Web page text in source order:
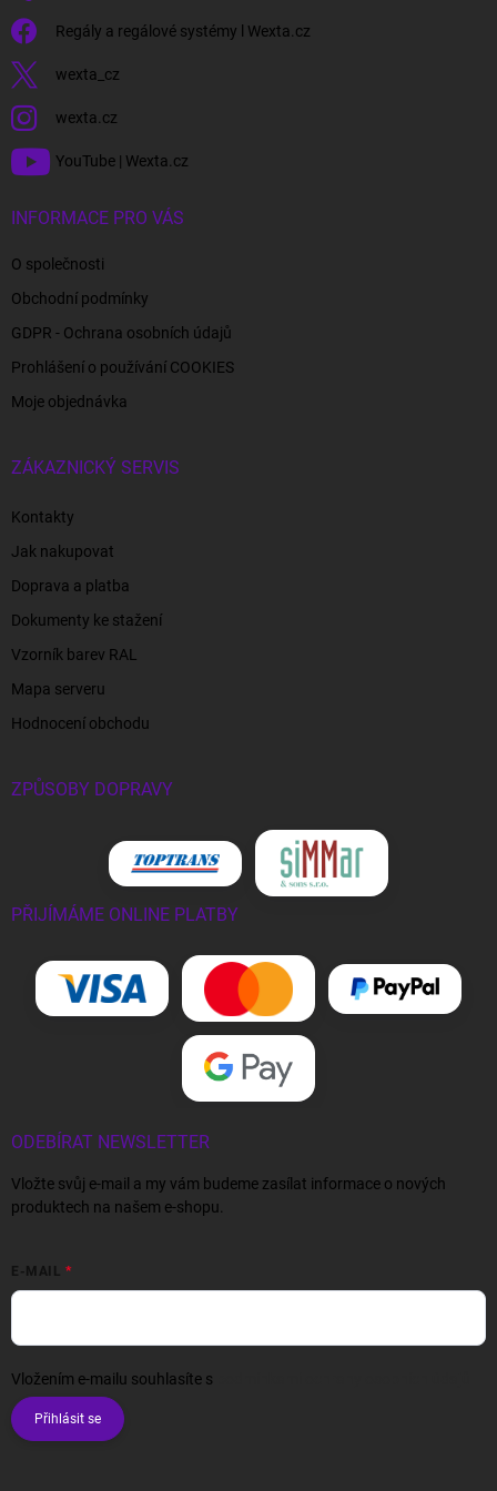
Regály a regálové systémy l Wexta.cz
wexta_cz
wexta.cz
YouTube | Wexta.cz
INFORMACE PRO VÁS
O společnosti
Obchodní podmínky
GDPR - Ochrana osobních údajů
Prohlášení o používání COOKIES
Moje objednávka
ZÁKAZNICKÝ SERVIS
Kontakty
Jak nakupovat
Doprava a platba
Dokumenty ke stažení
Vzorník barev RAL
Mapa serveru
Hodnocení obchodu
ZPŮSOBY DOPRAVY
PŘIJÍMÁME ONLINE PLATBY
ODEBÍRAT NEWSLETTER
Vložte svůj e-mail a my vám budeme zasílat informace o nových
produktech na našem e-shopu.
E-MAIL
Vložením e-mailu souhlasíte s
Přihlásit se